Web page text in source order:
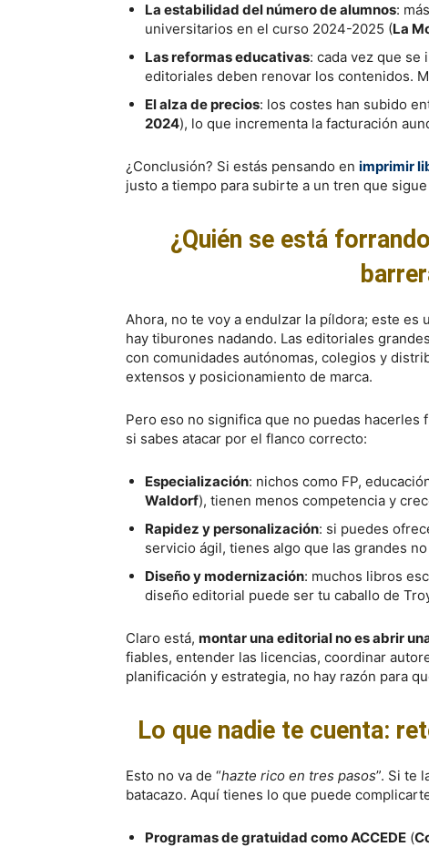
La estabilidad del número de alumnos:
universitarios en el curso 2024-2025 (La
Las reformas educativas: cada vez que se
editoriales deben renovar los contenidos.
El alza de precios: los costes han subido
2024), lo que incrementa la facturación
¿Conclusión? Si estás pensando en imprimir
justo a tiempo para subirte a un tren que
¿Quién se está
Ahora, no te voy a endulzar la píldora; este
hay tiburones nadando. Las editoriales
con comunidades autónomas, colegios y
extensos y posicionamiento de marca.
Pero eso no significa que no puedas
si sabes atacar por el flanco correcto:
Especialización: nichos como FP,
Waldorf), tienen menos competencia y
Rapidez y personalización: si puedes
servicio ágil, tienes algo que las grandes
Diseño y modernización: muchos libros
diseño editorial puede ser tu caballo de
Claro está, montar una editorial no es abrir
fiables, entender las licencias, coordinar
planificación y estrategia, no hay razón para
Lo que nadie te cuenta:
Esto no va de “hazte rico en tres pasos”. Si te
batacazo. Aquí tienes lo que puede
Programas de gratuidad como ACCEDE (